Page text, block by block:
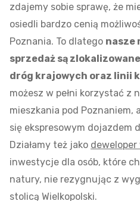
zdajemy sobie sprawę, że
osiedli bardzo cenią
Poznania. To dlatego nasze
sprzedaż są
dróg krajowych oraz linii
możesz w pełni korzystać z
mieszkania pod Poznaniem,
się ekspresowym dojazdem
Działamy też jako deweloper
inwestycje dla osób, które
natury, nie rezygnując z
stolicą Wielkopolski.